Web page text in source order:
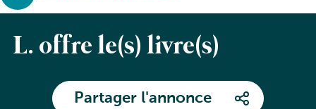
L. offre le(s) livre(s)
Partager l'annonce